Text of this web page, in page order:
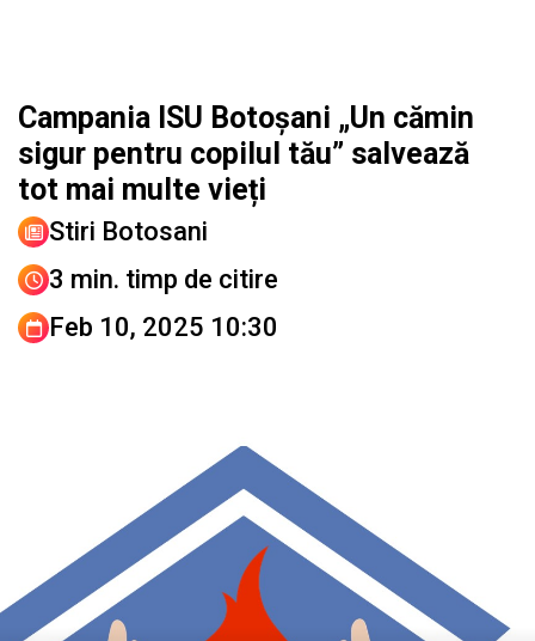
Campania ISU Botoșani „Un cămin
sigur pentru copilul tău” salvează
tot mai multe vieți
Stiri Botosani
3 min. timp de citire
Feb 10, 2025 10:30